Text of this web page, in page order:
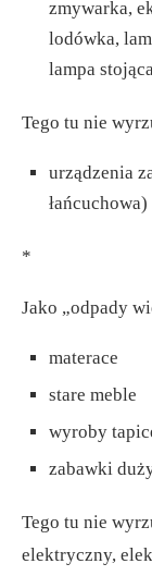
zmywarka,
lodówka,
lampa
Tego tu nie
urządzenia
łańcuchowa)
*
Jako „odpady
materace
stare meble
wyroby
zabawki
Tego tu nie
elektryczny,